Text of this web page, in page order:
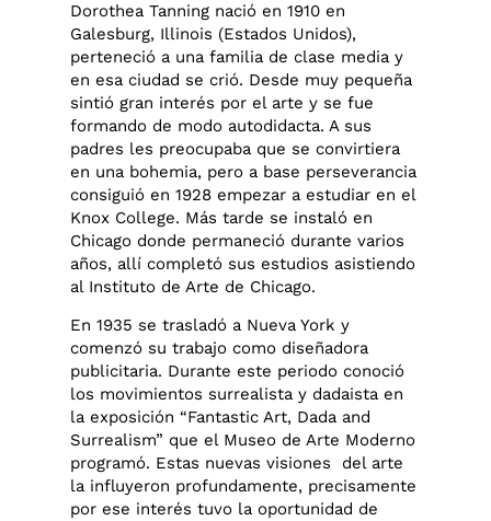
Dorothea Tanning nació en 1910 en
Galesburg, Illinois (Estados Unidos),
perteneció a una familia de clase media y
en esa ciudad se crió. Desde muy pequeña
sintió gran interés por el arte y se fue
formando de modo autodidacta. A sus
padres les preocupaba que se convirtiera
en una bohemia, pero a base perseverancia
consiguió en 1928 empezar a estudiar en el
Knox College. Más tarde se instaló en
Chicago donde permaneció durante varios
años, allí completó sus estudios asistiendo
al Instituto de Arte de Chicago.
En 1935 se trasladó a Nueva York y
comenzó su trabajo como diseñadora
publicitaria. Durante este periodo conoció
los movimientos surrealista y dadaista en
la exposición “Fantastic Art, Dada and
Surrealism” que el Museo de Arte Moderno
programó. Estas nuevas visiones del arte
la influyeron profundamente, precisamente
por ese interés tuvo la oportunidad de